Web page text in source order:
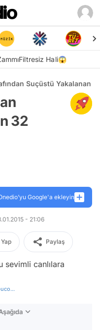
Filtresiz Hali😱
Suçüstü Yakalanan
32
Google'a ekleyin
- 21:06
Paylaş
sevimli canlılara